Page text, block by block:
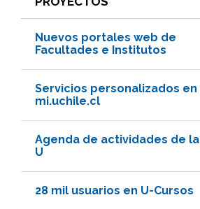
Nuevos portales web de
Facultades e Institutos
Servicios personalizados en
mi.uchile.cl
Agenda de actividades de la
U
28 mil usuarios en U-Cursos